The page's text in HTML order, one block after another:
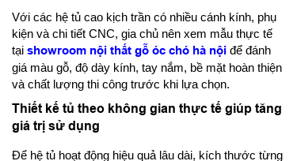
Với các hệ tủ cao kịch trần có nhiều cánh kính, phụ
kiện và chi tiết CNC, gia chủ nên xem mẫu thực tế
tại showroom nội thất gỗ óc chó hà nội để đánh
giá màu gỗ, độ dày kính, tay nắm, bề mặt hoàn thiện
và chất lượng thi công trước khi lựa chọn.
Thiết kế tủ theo không gian thực tế giúp tăng
giá trị sử dụng
Để hệ tủ hoạt động hiệu quả lâu dài, kích thước từng